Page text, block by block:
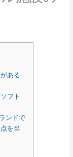
ある
フト
ンドで
を当